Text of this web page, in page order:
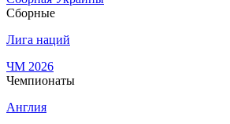
Сборные
Лига наций
ЧМ 2026
Чемпионаты
Англия